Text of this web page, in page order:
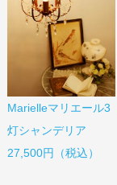
Marielleマリエール3
灯シャンデリア
27,500円（税込）